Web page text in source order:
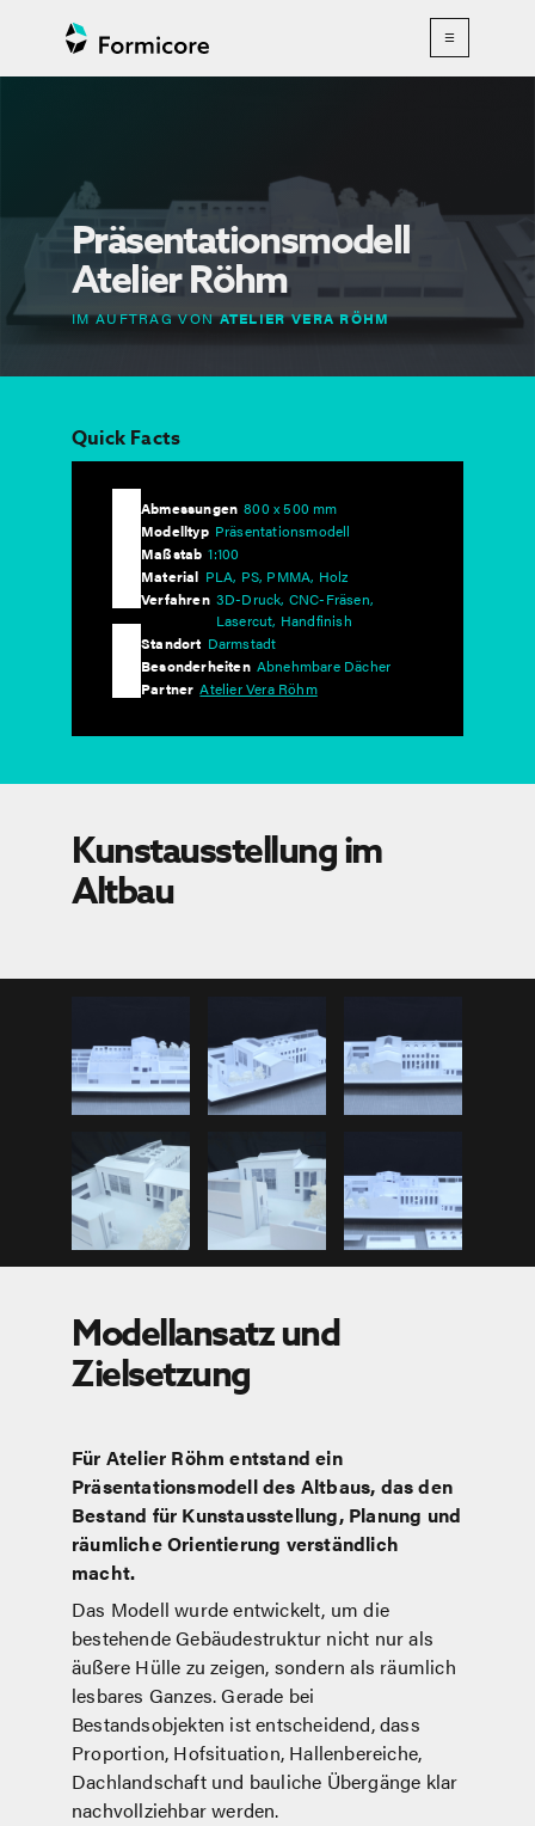
☰
Präsentationsmodell
Atelier Röhm
IM AUFTRAG VONATELIER VERA RÖHM
Quick Facts
Abmessungen 800 x 500 mm
Modelltyp Präsentationsmodell
Maßstab 1:100
Material PLA, PS, PMMA, Holz
Verfahren 3D-Druck, CNC-Fräsen,
Lasercut, Handfinish
Standort Darmstadt
Besonderheiten Abnehmbare Dächer
Partner Atelier Vera Röhm
Kunstausstellung im
Altbau
Modellansatz und
Zielsetzung
Für Atelier Röhm entstand ein
Präsentationsmodell des Altbaus, das den
Bestand für Kunstausstellung, Planung und
räumliche Orientierung verständlich
macht.
Das Modell wurde entwickelt, um die
bestehende Gebäudestruktur nicht nur als
äußere Hülle zu zeigen, sondern als räumlich
lesbares Ganzes. Gerade bei
Bestandsobjekten ist entscheidend, dass
Proportion, Hofsituation, Hallenbereiche,
Dachlandschaft und bauliche Übergänge klar
nachvollziehbar werden.